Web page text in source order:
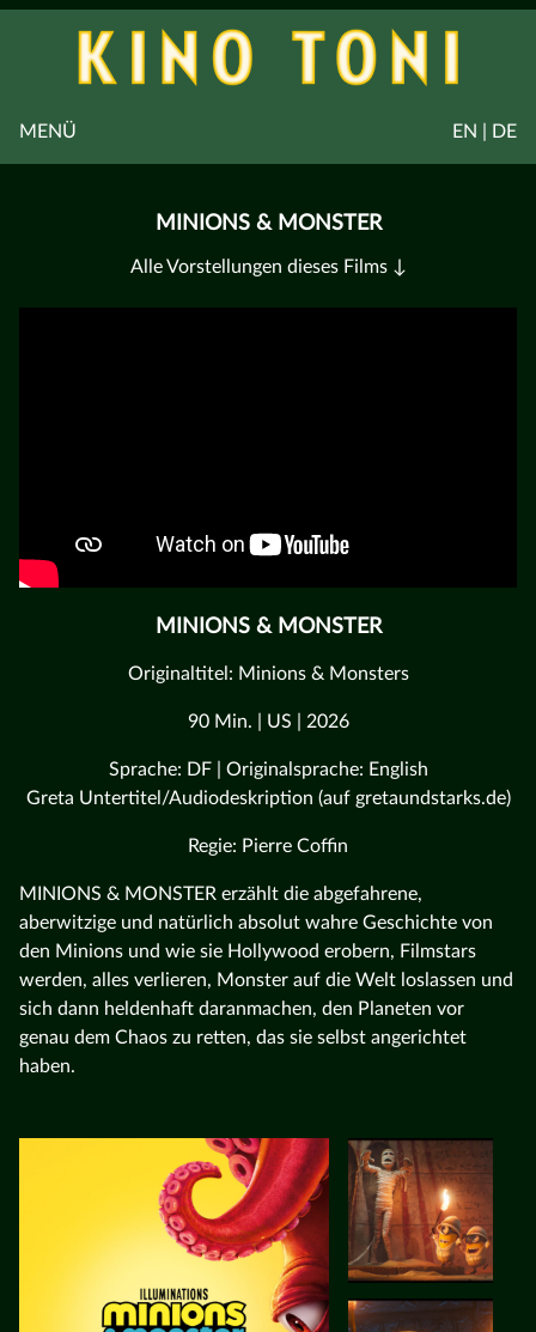
EN | DE
MENÜ
MINIONS & MONSTER
Alle Vorstellungen dieses Films ↓
MINIONS & MONSTER
Originaltitel: Minions & Monsters
90 Min. | US | 2026
Sprache: DF | Originalsprache: English
Greta Untertitel/Audiodeskription (auf gretaundstarks.de)
Regie: Pierre Coffin
MINIONS & MONSTER erzählt die abgefahrene,
aberwitzige und natürlich absolut wahre Geschichte von
den Minions und wie sie Hollywood erobern, Filmstars
werden, alles verlieren, Monster auf die Welt loslassen und
sich dann heldenhaft daranmachen, den Planeten vor
genau dem Chaos zu retten, das sie selbst angerichtet
haben.